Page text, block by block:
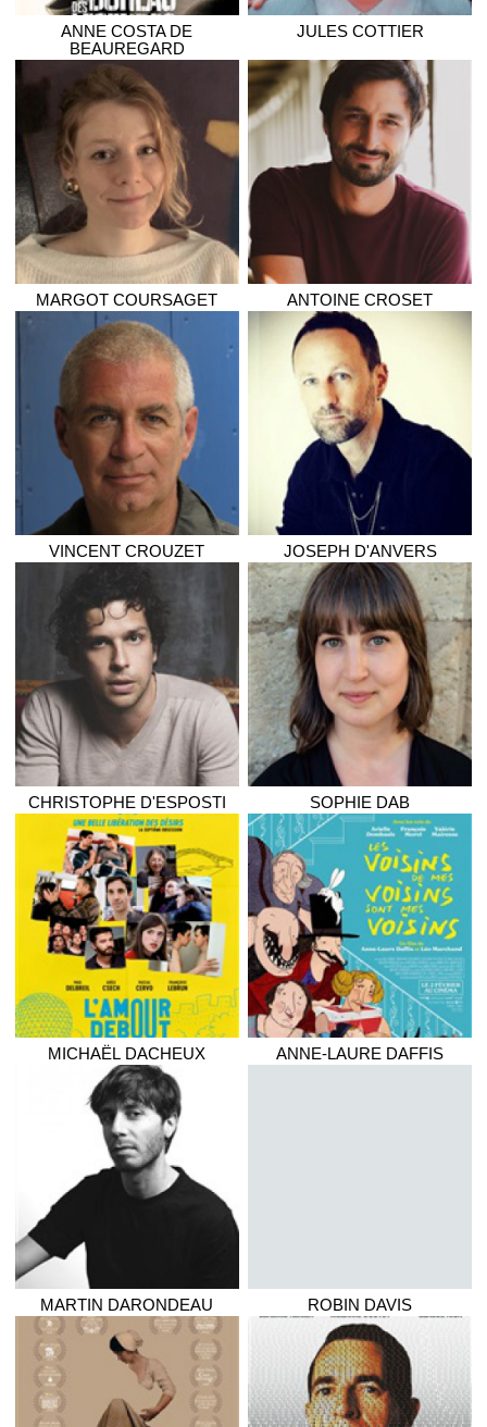
ANNE COSTA DE
BEAUREGARD
JULES COTTIER
MARGOT COURSAGET ANTOINE CROSET
VINCENT CROUZET JOSEPH D'ANVERS
CHRISTOPHE D'ESPOSTI SOPHIE DAB
MICHAËL DACHEUX ANNE-LAURE DAFFIS
MARTIN DARONDEAU ROBIN DAVIS